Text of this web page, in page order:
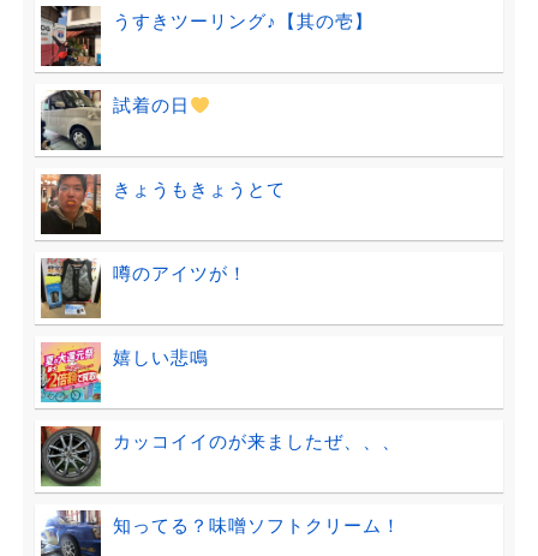
うすきツーリング♪【其の壱】
試着の日
きょうもきょうとて
噂のアイツが！
嬉しい悲鳴
カッコイイのが来ましたぜ、、、
知ってる？味噌ソフトクリーム！